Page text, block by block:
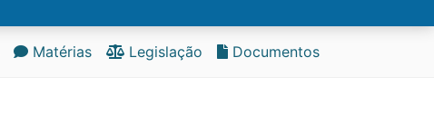
Matérias Legislação Documentos